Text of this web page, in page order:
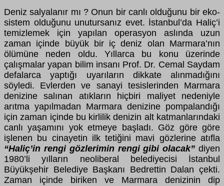
Deniz salyalanır mı ? Onun bir canlı olduğunu bir eko-
sistem olduğunu unutursanız evet. İstanbul’da Haliç’i
temizlemek için yapılan operasyon aslında uzun
zaman içinde büyük bir iç deniz olan Marmara’nın
ölümüne neden oldu. Yıllarca bu konu üzerinde
çalışmalar yapan bilim insanı Prof. Dr. Cemal Saydam
defalarca yaptığı uyarıların dikkate alınmadığını
söyledi. Evlerden ve sanayi tesislerinden Marmara
denizine salınan atıkların hiçbiri maliyet nedeniyle
arıtma yapılmadan Marmara denizine pompalandığı
için zaman içinde bu kirlilik denizin alt katmanlarındaki
canlı yaşamını yok etmeye başladı. Göz göre göre
işlenen bu cinayetin ilk tetiğini mavi gözlerine atıfla
“Haliç’in rengi gözlerimin rengi gibi olacak” diyen
1980’li yılların neoliberal belediyecisi İstanbul
Büyükşehir Belediye Başkanı Bedrettin Dalan çekti.
Zaman içinde biriken ve Marmara denizinin dip